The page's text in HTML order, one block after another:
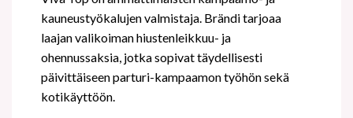
kauneustyökalujen valmistaja. Brändi tarjoaa
laajan valikoiman hiustenleikkuu- ja
ohennussaksia, jotka sopivat täydellisesti
päivittäiseen parturi-kampaamon työhön sekä
kotikäyttöön.